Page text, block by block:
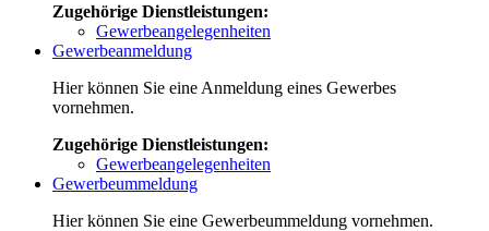
Zugehörige Dienstleistungen:
Gewerbeangelegenheiten
Gewerbeanmeldung
Hier können Sie eine Anmeldung eines Gewerbes
vornehmen.
Zugehörige Dienstleistungen:
Gewerbeangelegenheiten
Gewerbeummeldung
Hier können Sie eine Gewerbeummeldung vornehmen.